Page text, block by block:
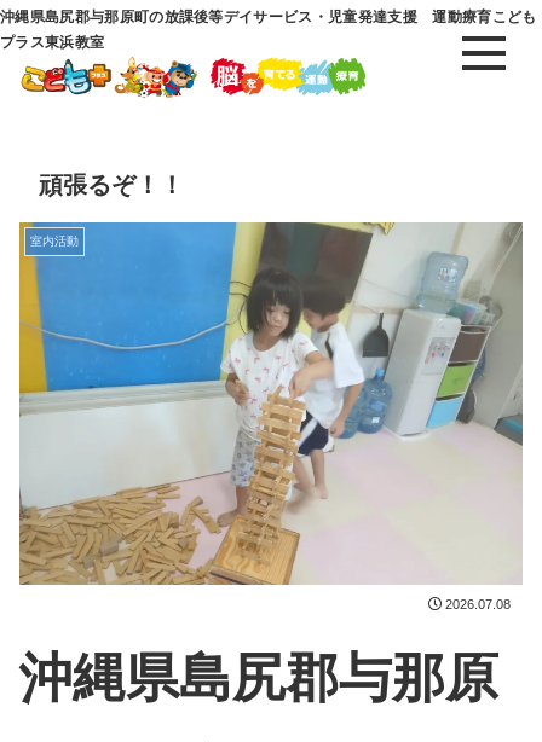
沖縄県島尻郡与那原町の放課後等デイサービス・児童発達支援 運動療育こども
プラス東浜教室
頑張るぞ！！
室内活動
2026.07.08
沖縄県島尻郡与那原